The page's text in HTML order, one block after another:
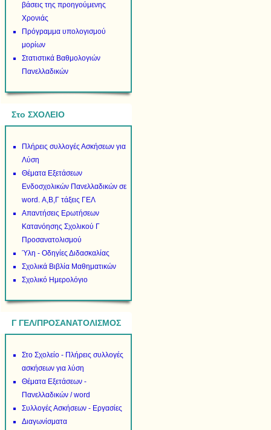
βάσεις της προηγούμενης
Χρονιάς
Πρόγραμμα υπολογισμού
μορίων
Στατιστικά Βαθμολογιών
Πανελλαδικών
Στο ΣΧΟΛΕΙΟ
Πλήρεις συλλογές Ασκήσεων για
Λύση
Θέματα Εξετάσεων
Ενδοσχολικών Πανελλαδικών σε
word. Α,Β,Γ τάξεις ΓΕΛ
Απαντήσεις Ερωτήσεων
Κατανόησης Σχολικού Γ
Προσανατολισμού
Ύλη - Οδηγίες Διδασκαλίας
Σχολικά Βιβλία Μαθηματικών
Σχολικό Ημερολόγιο
Γ ΓΕΛ/ΠΡΟΣΑΝΑΤΟΛΙΣΜΟΣ
Στο Σχολείο - Πλήρεις συλλογές
ασκήσεων για λύση
Θέματα Εξετάσεων -
Πανελλαδικών / word
Συλλογές Ασκήσεων - Εργασίες
Διαγωνίσματα